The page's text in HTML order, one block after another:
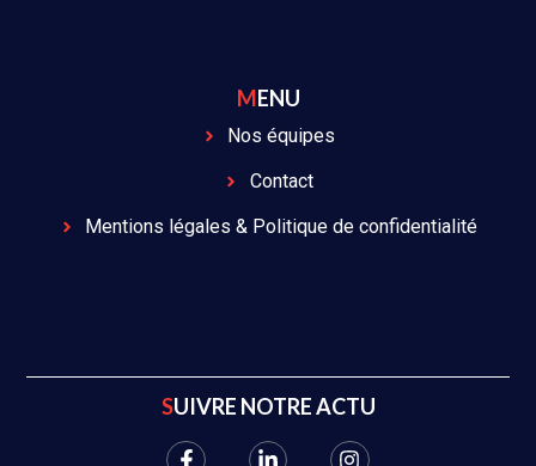
MENU
Nos équipes
Contact
Mentions légales & Politique de confidentialité
SUIVRE NOTRE ACTU